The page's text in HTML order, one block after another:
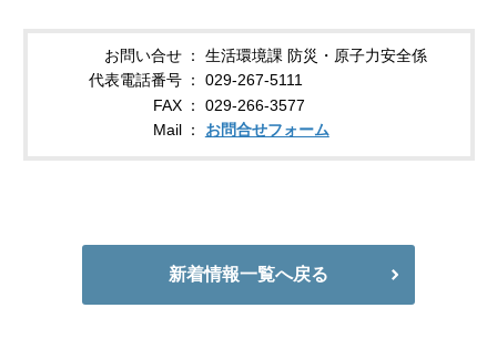
お問い合せ
生活環境課 防災・原子力安全係
代表電話番号
029-267-5111
FAX
029-266-3577
Mail
お問合せフォーム
新着情報一覧へ戻る